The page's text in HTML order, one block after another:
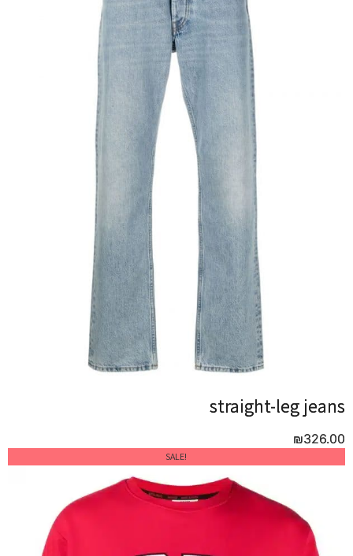
straight-leg jeans
₪326.00
!SALE
straight-leg jeans
₪326.00
!SALE